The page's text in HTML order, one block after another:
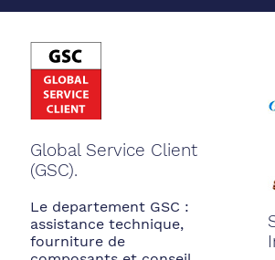
Global Service Client
(GSC).
Le departement GSC :
assistance technique,
fourniture de